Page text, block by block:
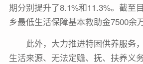
期分别提升了8.1%和11.3%。截至
乡最低生活保障基本救助金7500余
此外，大力推进特困供养服务
生活来源、无法定赡、抚、扶养义